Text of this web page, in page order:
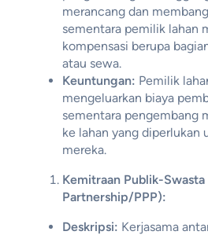
merancang dan
sementara pemilik lahan
kompensasi berupa
atau sewa.
Keuntungan: Pemilik
mengeluarkan biaya
sementara pengembang
ke lahan yang diperlukan
mereka.
Kemitraan Publik-
Partnership/PPP):
Deskripsi: Kerjasama